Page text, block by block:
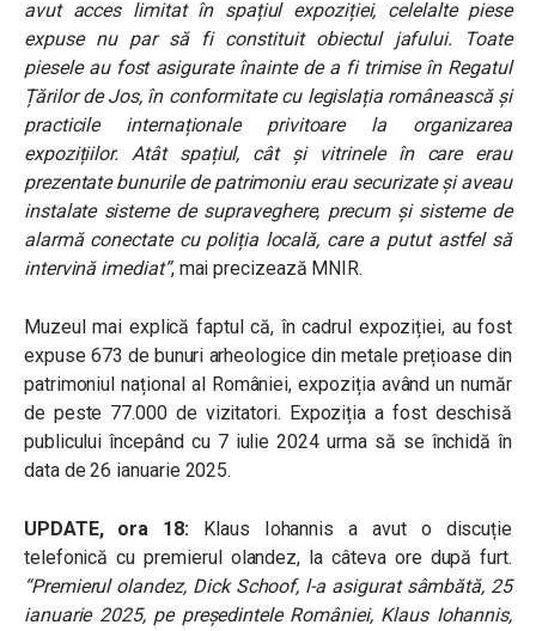
avut acces limitat în spațiul expoziției, celelalte piese
expuse nu par să fi constituit obiectul jafului. Toate
piesele au fost asigurate înainte de a fi trimise în Regatul
Țărilor de Jos, în conformitate cu legislația românească și
practicile internaționale privitoare la organizarea
expozițiilor. Atât spațiul, cât și vitrinele în care erau
prezentate bunurile de patrimoniu erau securizate și aveau
instalate sisteme de supraveghere, precum și sisteme de
alarmă conectate cu poliția locală, care a putut astfel să
intervină imediat”, mai precizează MNIR.
Muzeul mai explică faptul că, în cadrul expoziției, au fost
expuse 673 de bunuri arheologice din metale prețioase din
patrimoniul național al României, expoziția având un număr
de peste 77.000 de vizitatori. Expoziția a fost deschisă
publicului începând cu 7 iulie 2024 urma să se închidă în
data de 26 ianuarie 2025.
UPDATE, ora 18: Klaus Iohannis a avut o discuție
telefonică cu premierul olandez, la câteva ore după furt.
“Premierul olandez, Dick Schoof, l-a asigurat sâmbătă, 25
ianuarie 2025, pe președintele României, Klaus Iohannis,